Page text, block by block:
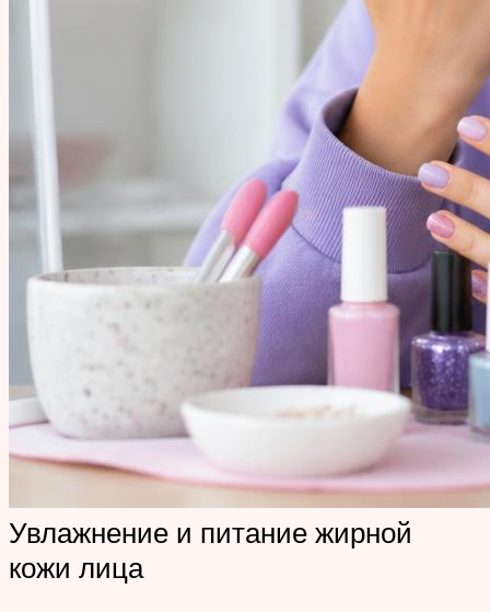
Увлажнение и питание жирной
кожи лица